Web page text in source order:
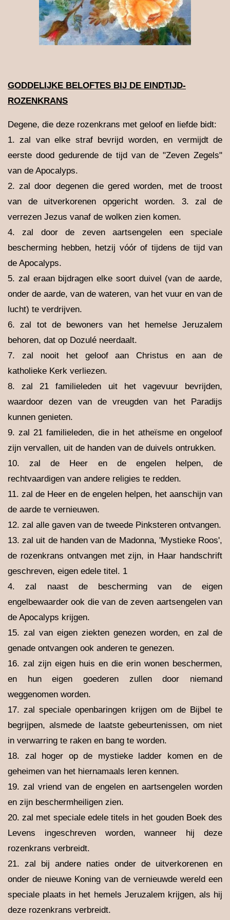
GODDELIJKE BELOFTES BIJ DE EINDTIJD-
ROZENKRANS
Degene, die deze rozenkrans met geloof en liefde bidt:
1. zal van elke straf bevrijd worden, en vermijdt de
eerste dood gedurende de tijd van de "Zeven Zegels"
van de Apocalyps.
2. zal door degenen die gered worden, met de troost
van de uitverkorenen opgericht worden. 3. zal de
verrezen Jezus vanaf de wolken zien komen.
4. zal door de zeven aartsengelen een speciale
bescherming hebben, hetzij vóór of tijdens de tijd van
de Apocalyps.
5. zal eraan bijdragen elke soort duivel (van de aarde,
onder de aarde, van de wateren, van het vuur en van de
lucht) te verdrijven.
6. zal tot de bewoners van het hemelse Jeruzalem
behoren, dat op Dozulé neerdaalt.
7. zal nooit het geloof aan Christus en aan de
katholieke Kerk verliezen.
8. zal 21 familieleden uit het vagevuur bevrijden,
waardoor dezen van de vreugden van het Paradijs
kunnen genieten.
9. zal 21 familieleden, die in het atheïsme en ongeloof
zijn vervallen, uit de handen van de duivels ontrukken.
10. zal de Heer en de engelen helpen, de
rechtvaardigen van andere religies te redden.
11. zal de Heer en de engelen helpen, het aanschijn van
de aarde te vernieuwen.
12. zal alle gaven van de tweede Pinksteren ontvangen.
13. zal uit de handen van de Madonna, 'Mystieke Roos',
de rozenkrans ontvangen met zijn, in Haar handschrift
geschreven, eigen edele titel. 1
4. zal naast de bescherming van de eigen
engelbewaarder ook die van de zeven aartsengelen van
de Apocalyps krijgen.
15. zal van eigen ziekten genezen worden, en zal de
genade ontvangen ook anderen te genezen.
16. zal zijn eigen huis en die erin wonen beschermen,
en hun eigen goederen zullen door niemand
weggenomen worden.
17. zal speciale openbaringen krijgen om de Bijbel te
begrijpen, alsmede de laatste gebeurtenissen, om niet
in verwarring te raken en bang te worden.
18. zal hoger op de mystieke ladder komen en de
geheimen van het hiernamaals leren kennen.
19. zal vriend van de engelen en aartsengelen worden
en zijn beschermheiligen zien.
20. zal met speciale edele titels in het gouden Boek des
Levens ingeschreven worden, wanneer hij deze
rozenkrans verbreidt.
21. zal bij andere naties onder de uitverkorenen en
onder de nieuwe Koning van de vernieuwde wereld een
speciale plaats in het hemels Jeruzalem krijgen, als hij
deze rozenkrans verbreidt.